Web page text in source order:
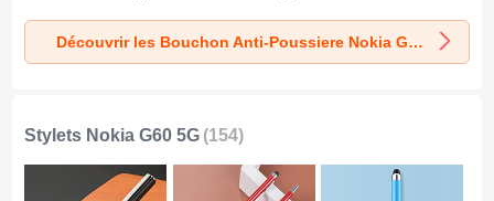
Nokia G60 5G
Argent
Nokia G60 5G Or
Rose
Nokia G60 5G
Argent
Découvrir les Bouchon Anti-Poussiere Nokia G60 5G
Stylets Nokia G60 5G (154)